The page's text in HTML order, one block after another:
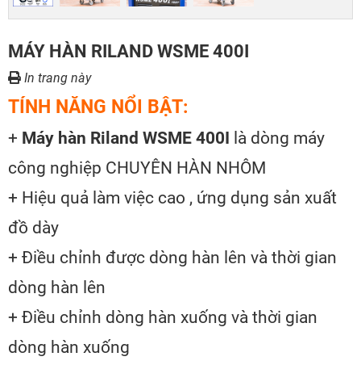
MÁY HÀN RILAND WSME 400I
In trang này
TÍNH NĂNG NỔI BẬT:
+ Máy hàn Riland WSME 400I là dòng máy
công nghiệp CHUYÊN HÀN NHÔM
+ Hiệu quả làm việc cao , ứng dụng sản xuất
đồ dày
+ Điều chỉnh được dòng hàn lên và thời gian
dòng hàn lên
+ Điều chỉnh dòng hàn xuống và thời gian
dòng hàn xuống